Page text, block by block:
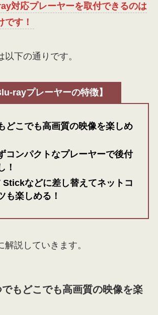
対応プレーヤーを取付できるのは
です！
下の通りです。
rayプレーヤーの特徴】
どこでも高画質の映像を楽しめ
コンパクトなプレーヤーで後付
！
Stickなどに差し替えてネットコ
も楽しめる！
解説していきます。
でもどこでも高画質の映像を楽